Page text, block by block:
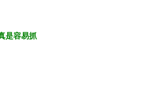
是容易抓